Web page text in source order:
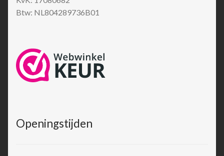
Btw: NL804289736B01
Openingstijden